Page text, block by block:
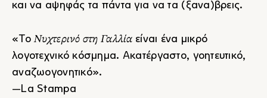
και να αψηφάς τα πάντα για να τα (ξανα)βρεις.
«ΤοΝυχτερινό στη Γαλλία είναι ένα μικρό
λογοτεχνικό κόσμημα. Ακατέργαστο, γοητευτικό,
αναζωογονητικό».
―La Stampa